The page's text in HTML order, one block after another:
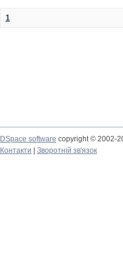
1
DSpace software copyright © 2002-
Контакти
Зворотній зв'язок